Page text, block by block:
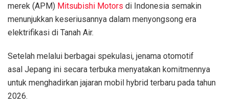
merek (APM) Mitsubishi Motors di Indonesia semakin
menunjukkan keseriusannya dalam menyongsong era
elektrifikasi di Tanah Air.
Setelah melalui berbagai spekulasi, jenama otomotif
asal Jepang ini secara terbuka menyatakan komitmennya
untuk menghadirkan jajaran mobil hybrid terbaru pada tahun
2026.